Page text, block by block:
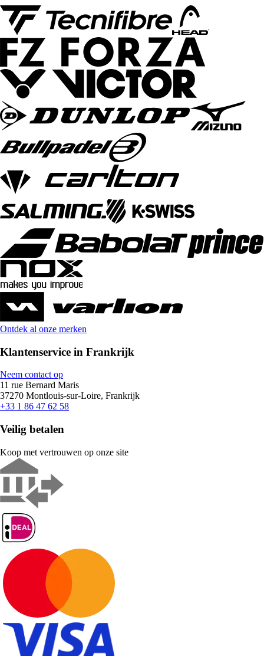
Ontdek al onze merken
Klantenservice in Frankrijk
Neem contact op
11 rue Bernard Maris
37270 Montlouis-sur-Loire, Frankrijk
+33 1 86 47 62 58
Veilig betalen
Koop met vertrouwen op onze site